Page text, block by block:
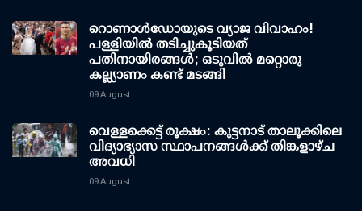
റൊണാള്‍ഡോയുടെ വ്യാജ വിവാഹം!
പള്ളിയില്‍ തടിച്ചുകൂടിയത്
പതിനായിരങ്ങള്‍; ഒടുവില്‍ മറ്റൊരു
കല്ല്യാണം കണ്ട് മടങ്ങി
09 August
വെള്ളക്കെട്ട് രൂക്ഷം: കുട്ടനാട് താലൂക്കിലെ
വിദ്യാഭ്യാസ സ്ഥാപനങ്ങള്‍ക്ക് തിങ്കളാഴ്ച
അവധി
09 August